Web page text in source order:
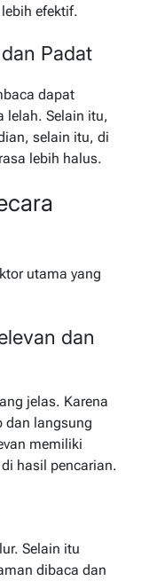
efektif.
Padat
dapat
lelah. Selain itu,
selain itu, di
lebih halus.
utama yang
dan
jelas. Karena
dan langsung
memiliki
hasil pencarian.
Selain itu
dibaca dan